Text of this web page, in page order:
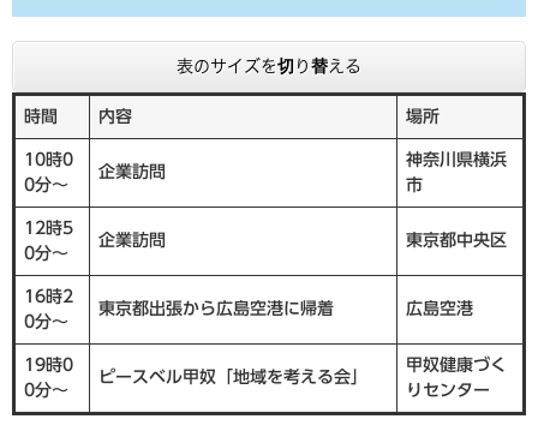
表のサイズを切り替える
時間 内容 場所
10時0
0分～
企業訪問
神奈川県横浜
市
12時5
0分～
企業訪問 東京都中央区
16時2
0分～
東京都出張から広島空港に帰着 広島空港
19時0
0分～
ピースベル甲奴「地域を考える会」
甲奴健康づく
りセンター